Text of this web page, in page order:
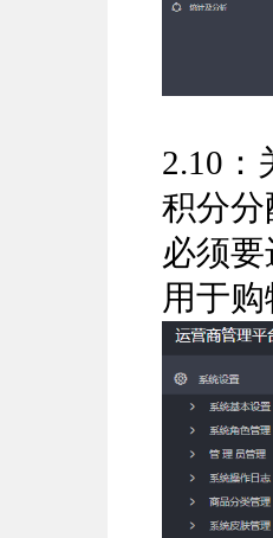
2.10：
积分
必须
用于